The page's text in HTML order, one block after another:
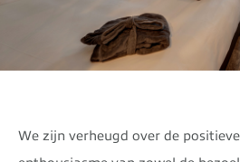
We zijn verheugd over de